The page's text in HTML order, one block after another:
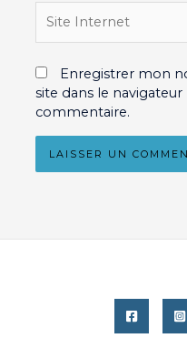
Internet
Enregistrer mon
site dans le
commentaire.